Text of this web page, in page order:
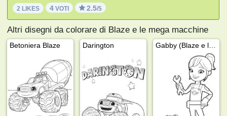
2 LIKES 4 VOTI 2.5/5
Altri disegni da colorare di Blaze e le mega macchine
Betoniera Blaze Darington